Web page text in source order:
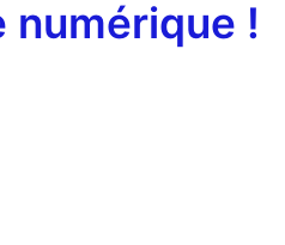
numérique !